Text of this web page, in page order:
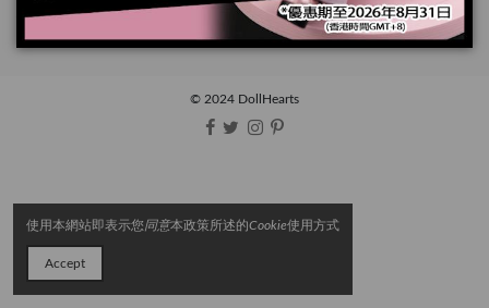
聯絡我們
© 2024 DollHearts
使用本網站即表示您同意本政策所述的Cookie使用方式
Accept